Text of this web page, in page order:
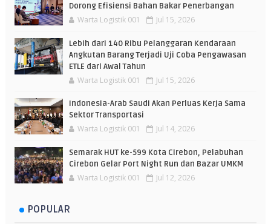
Dorong Efisiensi Bahan Bakar Penerbangan
Warta Logistik 001 Jul 15, 2026
Lebih dari 140 Ribu Pelanggaran Kendaraan
Angkutan Barang Terjadi Uji Coba Pengawasan
ETLE dari Awal Tahun
Warta Logistik 001 Jul 15, 2026
Indonesia-Arab Saudi Akan Perluas Kerja Sama
Sektor Transportasi
Warta Logistik 001 Jul 14, 2026
Semarak HUT ke-599 Kota Cirebon, Pelabuhan
Cirebon Gelar Port Night Run dan Bazar UMKM
Warta Logistik 001 Jul 12, 2026
POPULAR